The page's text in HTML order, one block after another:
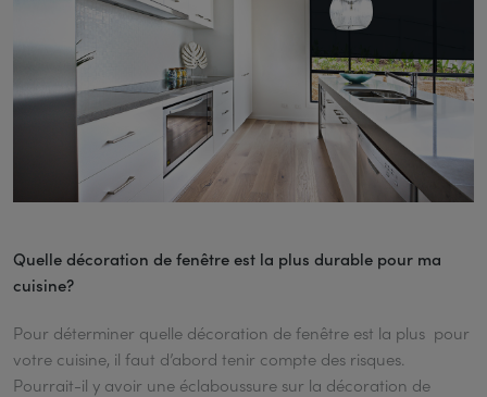
Quelle décoration de fenêtre est la plus durable pour ma
cuisine?
Pour déterminer quelle décoration de fenêtre est la plus pour
votre cuisine, il faut d’abord tenir compte des risques.
Pourrait-il y avoir une éclaboussure sur la décoration de